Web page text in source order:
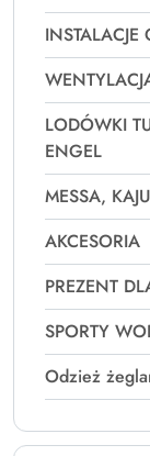
INSTALACJE
LODÓWKI
ENGEL
MESSA,
AKCESORIA
PREZENT
SPORTY
Odzież